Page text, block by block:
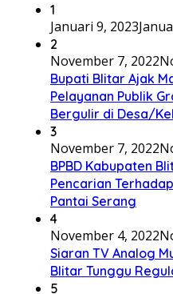
1
Januari 9, 2023
2
November 7, 2022
Bupati Blitar Ajak
Pelayanan Publik
Bergulir di Desa/
3
November 7, 2022
BPBD Kabupaten
Pencarian
Pantai Serang
4
November 4, 2022
Siaran TV Analog
Blitar Tunggu
5